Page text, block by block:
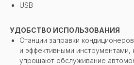
USB
УДОБСТВО ИСПОЛЬЗОВАНИЯ
Станции заправки
и эффективными инструментами,
упрощают обслуживание